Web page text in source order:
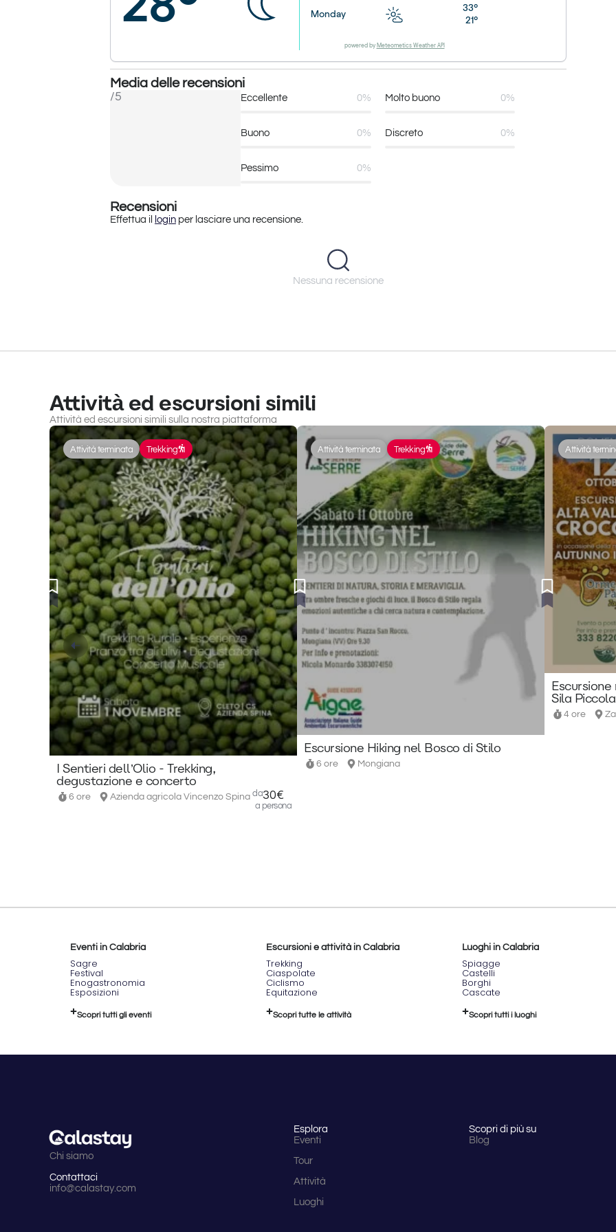
Monday
33°
21°
powered by Meteometics Weather API
Media delle recensioni
/5 Eccellente 0% Molto buono 0%
Buono 0% Discreto 0%
Pessimo 0%
Recensioni
Effettua il login per lasciare una recensione.
Nessuna recensione
Attività ed escursioni simili
Attività ed escursioni simili sulla nostra piattaforma
I Sentieri dell’Olio - Trekking,
degustazione e concerto
6 ore Azienda agricola Vincenzo Spina
Attività terminata Trekking
da30€
a persona
Escursione Hiking nel Bosco di Stilo
6 ore Mongiana
Attività terminata Trekking
Sila Piccola
4 ore
Attività
Eventi in Calabria
Sagre
Festival
Enogastronomia
Esposizioni
Scopri tutti gli eventi
Escursioni e attività in Calabria
Trekking
Ciaspolate
Ciclismo
Equitazione
Scopri tutte le attività
Luoghi in Calabria
Spiagge
Castelli
Borghi
Cascate
Scopri tutti i luoghi
Chi siamo
Contattaci
info@calastay.com
Esplora
Eventi
Tour
Attività
Luoghi
Scopri di più su
Blog